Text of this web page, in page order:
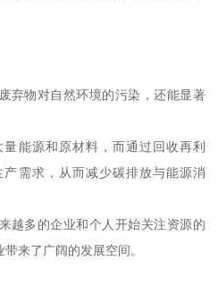
弃物对自然环境的污染，还能显著
能源和原材料，而通过回收再利
需求，从而减少碳排放与能源消
越多的企业和个人开始关注资源的
来了广阔的发展空间。